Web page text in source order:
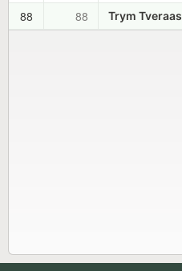
88 88 Trym Tveraas